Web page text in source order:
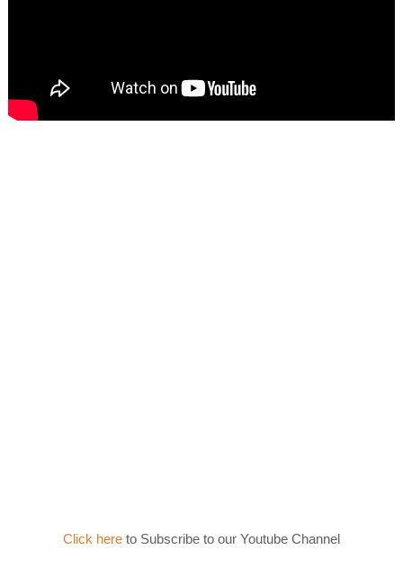
Click here to Subscribe to our Youtube Channel